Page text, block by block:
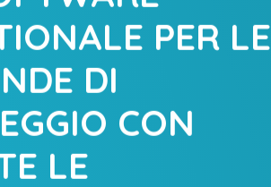
PER LE
DI
CON
LE